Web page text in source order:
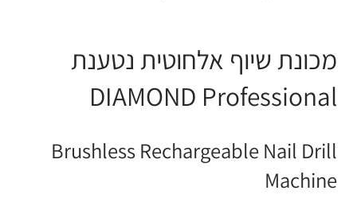
₪1,402.00.
₪1,350.00.
מכונת שיוף אלחוטית נטענת
DIAMOND Professional
Brushless Rechargeable Nail Drill
Machine